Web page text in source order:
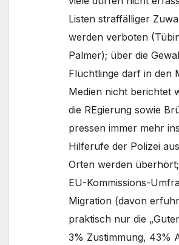
Listen straffälliger
werden verboten
Palmer); über die
Flüchtlinge darf in den
Medien nicht berichtet
die REgierung sowie
pressen immer mehr
Hilferufe der Polizei
Orten werden
EU-Kommissions-
Migration (davon
praktisch nur die
3% Zustimmung, 43%